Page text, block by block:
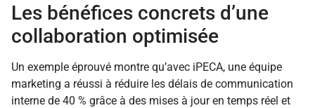
Les bénéfices concrets d’une
collaboration optimisée
Un exemple éprouvé montre qu’avec iPECA, une équipe
marketing a réussi à réduire les délais de communication
interne de 40 % grâce à des mises à jour en temps réel et